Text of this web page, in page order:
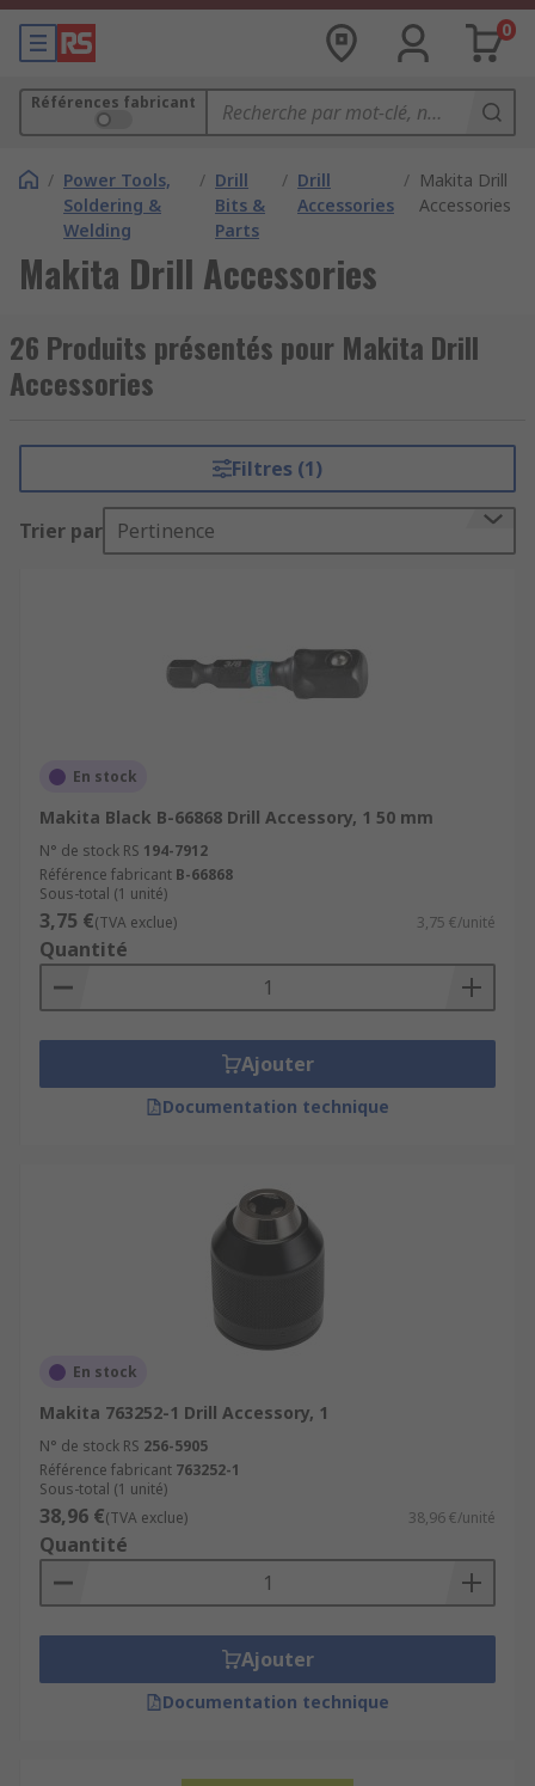
0
Références fabricant
/ Power Tools,
Soldering &
Welding
/ Drill
Bits &
Parts
/ Drill
Accessories
/ Makita Drill
Accessories
Makita Drill Accessories
26 Produits présentés pour Makita Drill
Accessories
Filtres (1)
Trier par Pertinence
En stock
Makita Black B-66868 Drill Accessory, 1 50 mm
N° de stock RS 194-7912
Référence fabricant B-66868
Sous-total (1 unité)
3,75 €(TVA exclue) 3,75 €/unité
Quantité
Ajouter
Documentation technique
En stock
Makita 763252-1 Drill Accessory, 1
N° de stock RS 256-5905
Référence fabricant 763252-1
Sous-total (1 unité)
38,96 €(TVA exclue) 38,96 €/unité
Quantité
Ajouter
Documentation technique